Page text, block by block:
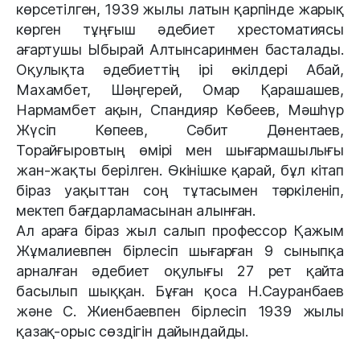
көрсетілген, 1939 жылы латын қарпінде жарық
көрген тұңғыш әдебиет хрестоматиясы
ағартушы Ыбырай Алтынсаринмен басталады.
Оқулықта әдебиеттің ірі өкілдері Абай,
Махамбет, Шәңгерей, Омар Қарашашев,
Нармамбет ақын, Спандияр Көбеев, Мәшһүр
Жүсіп Көпеев, Сәбит Дөнентаев,
Торайғыровтың өмірі мен шығармашылығы
жан-жақты берілген. Өкінішке қарай, бұл кітап
біраз уақыттан соң тұтасымен тәркіленіп,
мектеп бағдарламасынан алынған.
Ал араға біраз жыл салып профессор Қажым
Жұмалиевпен бірлесіп шығарған 9 сыныпқа
арналған әдебиет оқулығы 27 рет қайта
басылып шыққан. Бұған қоса Н.Сауранбаев
және С. Жиенбаевпен бірлесіп 1939 жылы
қазақ-орыс сөздігін дайындайды.